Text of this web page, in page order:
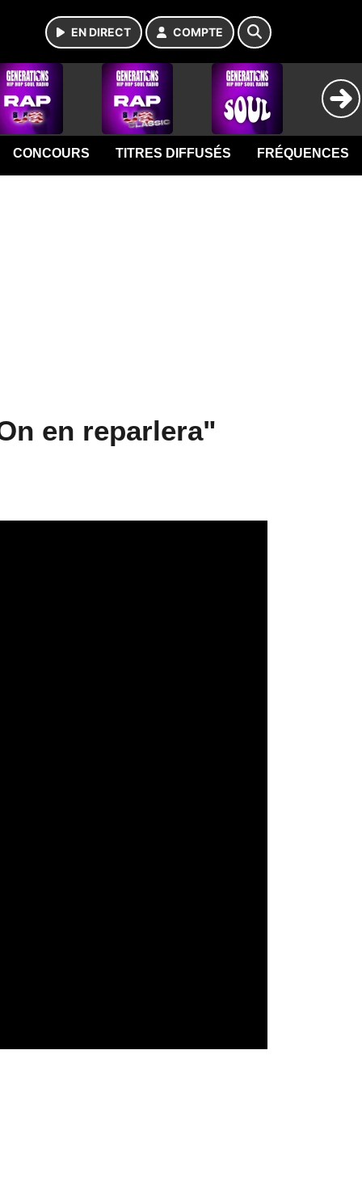
EN DIRECT COMPTE
CONCOURS TITRES DIFFUSÉS FRÉQUENCES
en reparlera"